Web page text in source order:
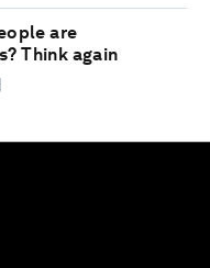
are
Think again